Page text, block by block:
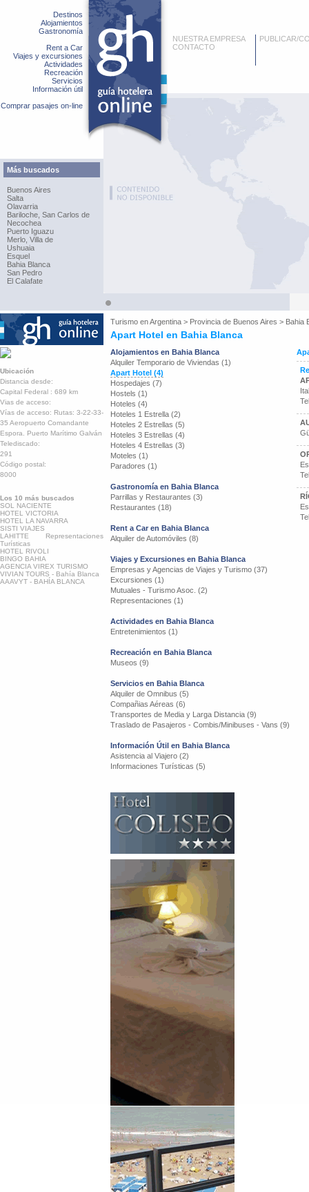
Destinos
Alojamientos
Gastronomía
Rent a Car
Viajes y excursiones
Actividades
Recreación
Servicios
Información útil
Comprar pasajes on-line
Más buscados
Buenos Aires
Salta
Olavarria
Bariloche, San Carlos de
Necochea
Puerto Iguazu
Merlo, Villa de
Ushuaia
Esquel
Bahia Blanca
San Pedro
El Calafate
NUESTRA EMPRESA
CONTACTO
PUBLICAR/
Turismo enArgentina > Provincia de Buenos Aires > Bahia
Apart Hotel en Bahia Blanca
Ubicación
Distancia desde:
Capital Federal : 689 km
Vias de acceso:
Vías de acceso: Rutas: 3-22-33-
35 Aeropuerto Comandante
Espora. Puerto Marítimo Galván
Telediscado:
291
Código postal:
8000
Los 10 más buscados
SOL NACIENTE
HOTEL VICTORIA
HOTEL LA NAVARRA
SISTI VIAJES
LAHITTE Representaciones
Turísticas
HOTEL RIVOLI
BINGO BAHIA
AGENCIA VIREX TURISMO
VIVIAN TOURS - Bahía Blanca
AAAVYT - BAHÍA BLANCA
Alojamientos en Bahia Blanca
Alquiler Temporario de Viviendas (1)
Apart Hotel (4)
Hospedajes (7)
Hostels (1)
Hoteles (4)
Hoteles 1 Estrella (2)
Hoteles 2 Estrellas (5)
Hoteles 3 Estrellas (4)
Hoteles 4 Estrellas (3)
Moteles (1)
Paradores (1)
Gastronomía en Bahia Blanca
Parrillas y Restaurantes (3)
Restaurantes (18)
Rent a Car en Bahia Blanca
Alquiler de Automóviles (8)
Viajes y Excursiones en Bahia Blanca
Empresas y Agencias de Viajes y Turismo (37)
Excursiones (1)
Mutuales - Turismo Asoc. (2)
Representaciones (1)
Actividades en Bahia Blanca
Entretenimientos (1)
Recreación en Bahia Blanca
Museos (9)
Servicios en Bahia Blanca
Alquiler de Omnibus (5)
Compañias Aéreas (6)
Transportes de Media y Larga Distancia (9)
Traslado de Pasajeros - Combis/Minibuses - Vans (9)
Información Útil en Bahia Blanca
Asistencia al Viajero (2)
Informaciones Turísticas (5)